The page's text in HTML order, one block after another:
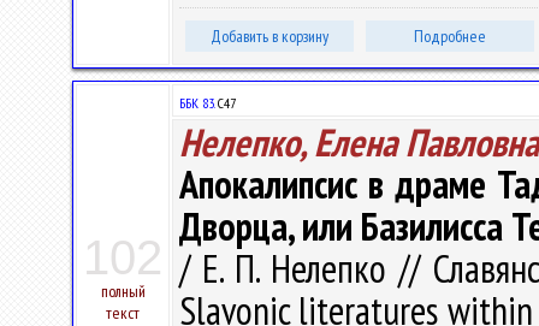
Добавить в корзину Подробнее
102
полный
текст
ББК 83.С47
Нелепко, Елена Павловна
Апокалипсис в драме
Дворца, или Базилисса
/ Е. П. Нелепко //
Slavonic literatures